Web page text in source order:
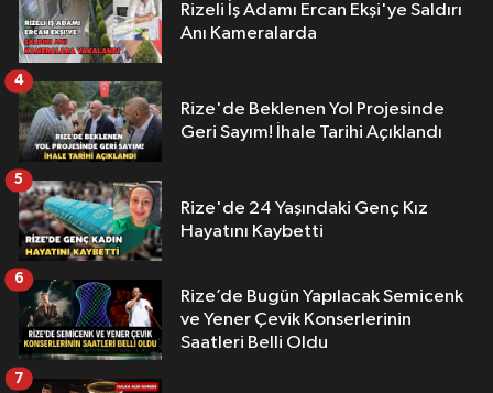
Rizeli İş Adamı Ercan Ekşi'ye Saldırı
Anı Kameralarda
Rize'de Beklenen Yol Projesinde
Geri Sayım! İhale Tarihi Açıklandı
4
Rize'de 24 Yaşındaki Genç Kız
Hayatını Kaybetti
5
Rize’de Bugün Yapılacak Semicenk
ve Yener Çevik Konserlerinin
Saatleri Belli Oldu
6
7